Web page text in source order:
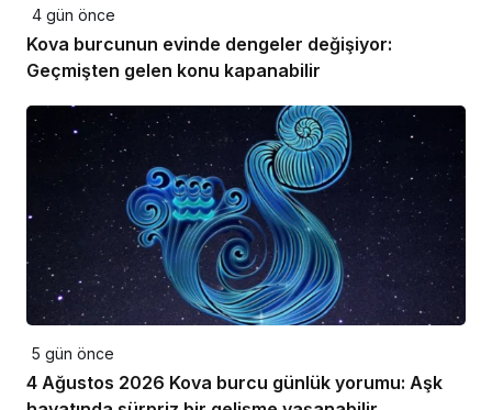
4 gün önce
Kova burcunun evinde dengeler değişiyor:
Geçmişten gelen konu kapanabilir
5 gün önce
4 Ağustos 2026 Kova burcu günlük yorumu: Aşk